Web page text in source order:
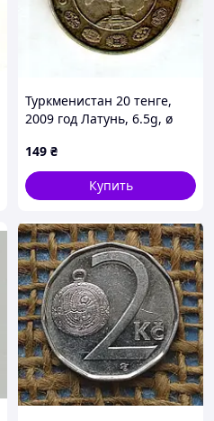
Туркменистан 20 тенге,
2009 год Латунь, 6.5g, ø
149 ₴
Купить